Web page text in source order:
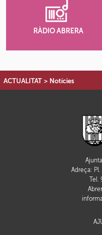
RÀDIO ABRERA
ACTUALITAT > Notícies
Adreça: